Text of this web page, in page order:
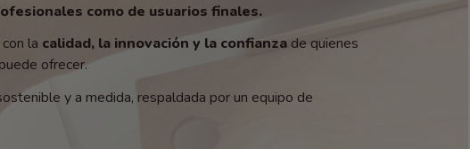
como de usuarios finales.
la calidad, la innovación y la confianzade quienes
ofrecer.
y a medida, respaldada por un equipo de